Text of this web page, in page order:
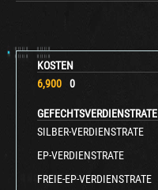
KOSTEN
6,900
0
GEFECHTSVERDIENSTRATE
SILBER-VERDIENSTRATE
EP-VERDIENSTRATE
FREIE-EP-VERDIENSTRATE